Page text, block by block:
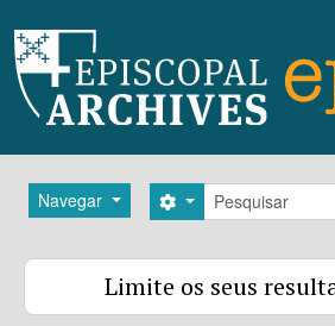
Navegar Pesquisar
Search options
Limite os seus